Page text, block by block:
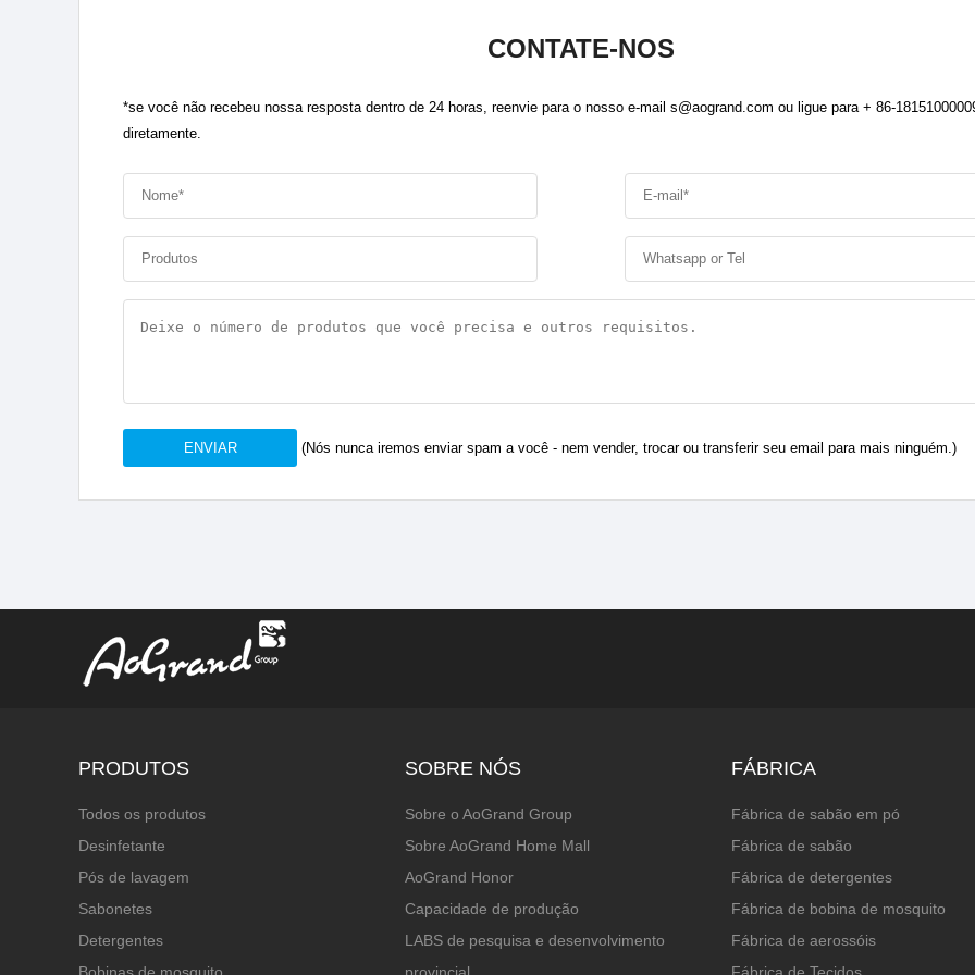
CONTATE-NOS
*se você não recebeu nossa resposta dentro de 24 horas, reenvie para o nosso e-mail s@aogrand.com ou ligue para + 86-
diretamente.
ENVIAR (Nós nunca iremos enviar spam a você - nem vender, trocar ou transferir seu email para mais ninguém.)
PRODUTOS
Todos os produtos
Desinfetante
Pós de lavagem
Sabonetes
Detergentes
SOBRE NÓS
Sobre o AoGrand Group
Sobre AoGrand Home Mall
AoGrand Honor
Capacidade de produção
LABS de pesquisa e desenvolvimento
FÁBRICA
Fábrica de sabão em pó
Fábrica de sabão
Fábrica de detergentes
Fábrica de bobina de mosquito
Fábrica de aerossóis